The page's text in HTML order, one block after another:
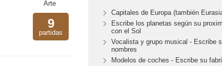
Arte
9
partidas
Capitales de Europa (también
Escribe los planetas según su
con el Sol
Vocalista y grupo musical - Escribe
nombres
Modelos de coches - Escribe su